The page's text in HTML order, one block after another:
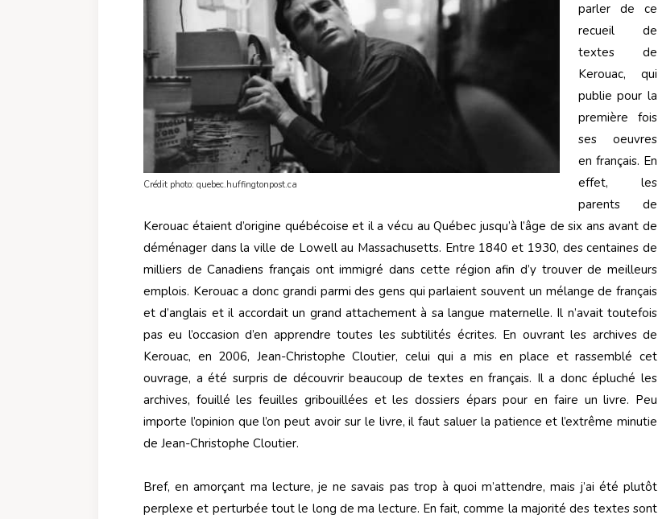
Crédit photo: quebec.huffingtonpost.ca
parler de ce
recueil de
textes de
Kerouac, qui
publie pour la
première fois
ses oeuvres
en français. En
effet, les
parents de
Kerouac étaient d’origine québécoise et il a vécu au Québec jusqu’à l’âge de six ans avant de
déménager dans la ville de Lowell au Massachusetts. Entre 1840 et 1930, des centaines de
milliers de Canadiens français ont immigré dans cette région afin d’y trouver de meilleurs
emplois. Kerouac a donc grandi parmi des gens qui parlaient souvent un mélange de français
et d’anglais et il accordait un grand attachement à sa langue maternelle. Il n’avait toutefois
pas eu l’occasion d’en apprendre toutes les subtilités écrites. En ouvrant les archives de
Kerouac, en 2006, Jean-Christophe Cloutier, celui qui a mis en place et rassemblé cet
ouvrage, a été surpris de découvrir beaucoup de textes en français. Il a donc épluché les
archives, fouillé les feuilles gribouillées et les dossiers épars pour en faire un livre. Peu
importe l’opinion que l’on peut avoir sur le livre, il faut saluer la patience et l’extrême minutie
de Jean-Christophe Cloutier.
Bref, en amorçant ma lecture, je ne savais pas trop à quoi m’attendre, mais j’ai été plutôt
perplexe et perturbée tout le long de ma lecture. En fait, comme la majorité des textes sont